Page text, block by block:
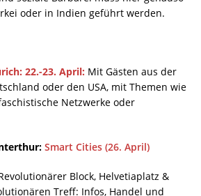
oder in Indien geführt werden.
22.-23. April: Mit Gästen aus der
oder den USA, mit Themen wie
Netzwerke oder
Smart Cities (26. April)
Block, Helvetiaplatz &
Treff: Infos, Handel und